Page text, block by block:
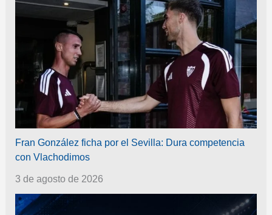
Fran González ficha por el Sevilla: Dura competencia
con Vlachodimos
3 de agosto de 2026